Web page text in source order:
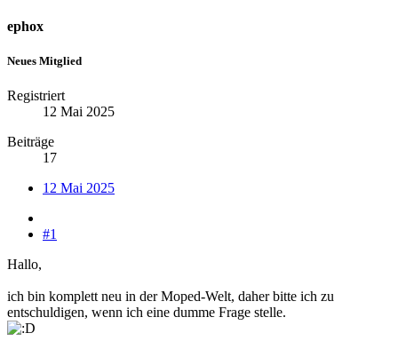
ephox
Neues Mitglied
Registriert
12 Mai 2025
Beiträge
17
12 Mai 2025
#1
Hallo,
ich bin komplett neu in der Moped-Welt, daher bitte ich zu
entschuldigen, wenn ich eine dumme Frage stelle.